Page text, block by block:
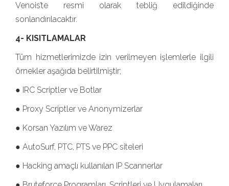
Venois’te resmi olarak tebliğ edildiğinde
sonlandırılacaktır.
4- KISITLAMALAR
Tüm hizmetlerimizde izin verilmeyen işlemlerle ilgili
örnekler aşağıda belirtilmiştir;
● IRC Scriptler ve Botlar
● Proxy Scriptler ve Anonymizerlar
● Korsan Yazılım ve Warez
● AutoSurf, PTC, PTS ve PPC siteleri
● Hacking amaçlı kullanılan IP Scannerlar